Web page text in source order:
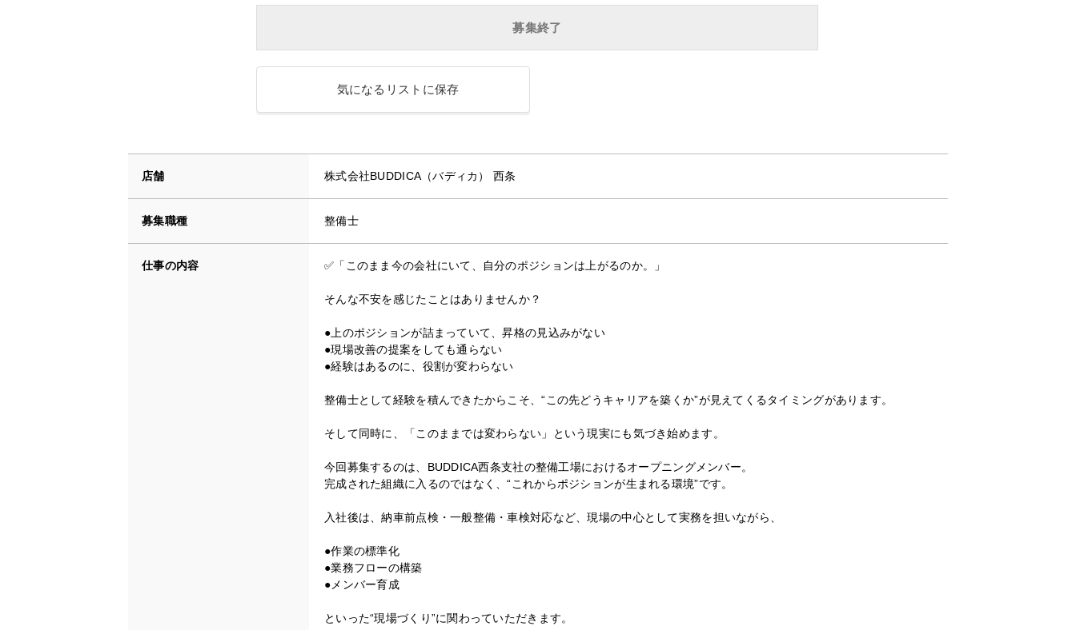
募集終了
気になるリストに保存
店舗 株式会社BUDDICA（バディカ） 西条
募集職種 整備士
仕事の内容 ✅「このまま今の会社にいて、自分のポジションは上がるのか。」
そんな不安を感じたことはありませんか？
●上のポジションが詰まっていて、昇格の見込みがない
●現場改善の提案をしても通らない
●経験はあるのに、役割が変わらない
整備士として経験を積んできたからこそ、“この先どうキャリアを築くか”が見えてくるタイミングがあります。
そして同時に、「このままでは変わらない」という現実にも気づき始めます。
今回募集するのは、BUDDICA西条支社の整備工場におけるオープニングメンバー。
完成された組織に入るのではなく、“これからポジションが生まれる環境”です。
入社後は、納車前点検・一般整備・車検対応など、現場の中心として実務を担いながら、
●作業の標準化
●業務フローの構築
●メンバー育成
といった“現場づくり”に関わっていただきます。